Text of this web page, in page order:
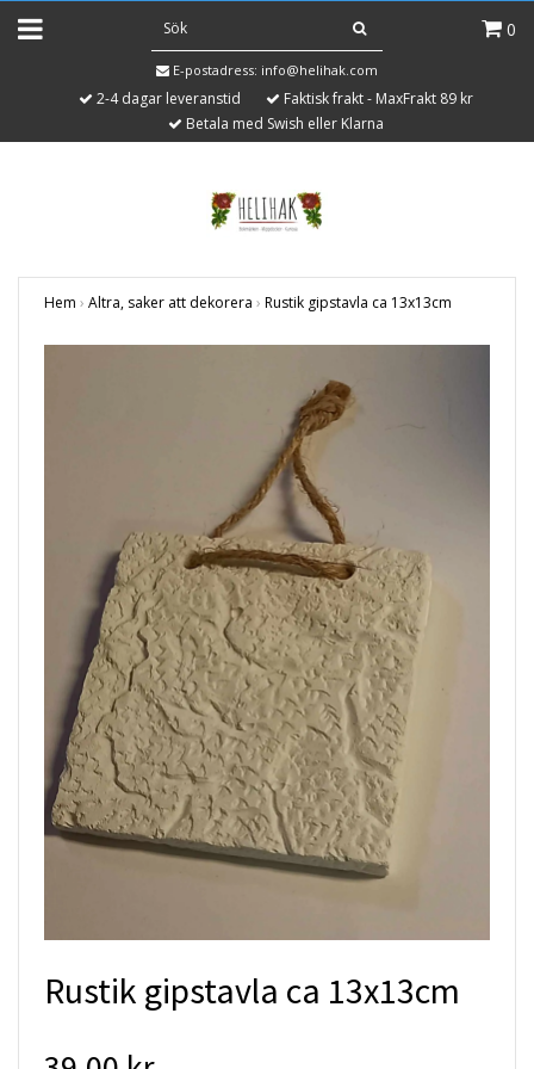
0
E-postadress: info@helihak.com
2-4 dagar leveranstid
Faktisk frakt - MaxFrakt 89 kr
Betala med Swish eller Klarna
Hem › Altra, saker att dekorera › Rustik gipstavla ca 13x13cm
Rustik gipstavla ca 13x13cm